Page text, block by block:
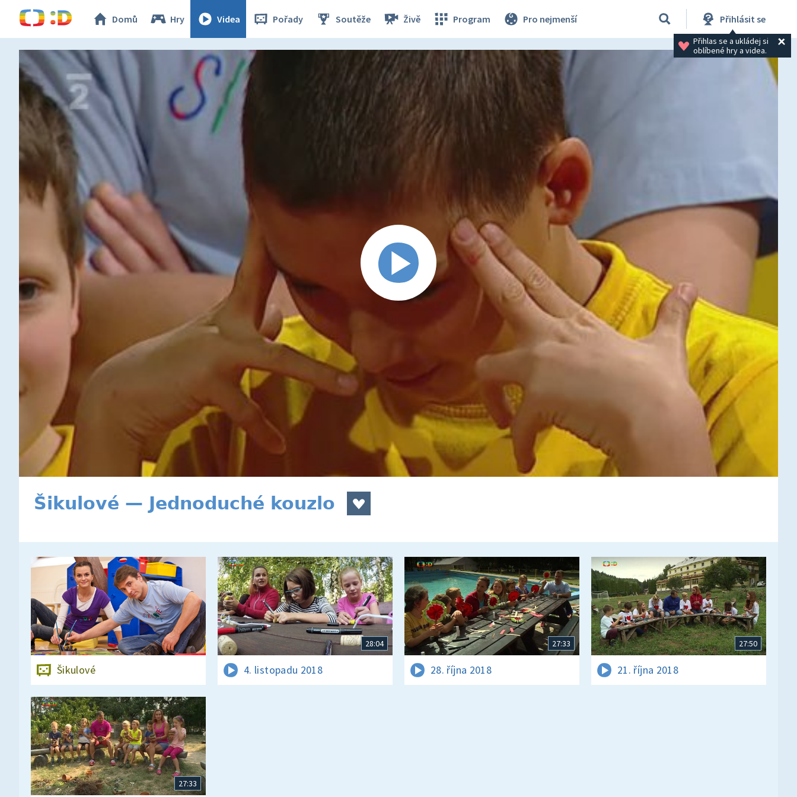
Domů Hry Videa Pořady Soutěže Živě Program Pro nejmenší Přihlásit se
Přihlas se a ukládej si
oblíbené hry a videa.
Šikulové — Jednoduché kouzlo
Šikulové
28:04
4. listopadu 2018
27:33
28. října 2018
27:50
21. října 2018
27:33